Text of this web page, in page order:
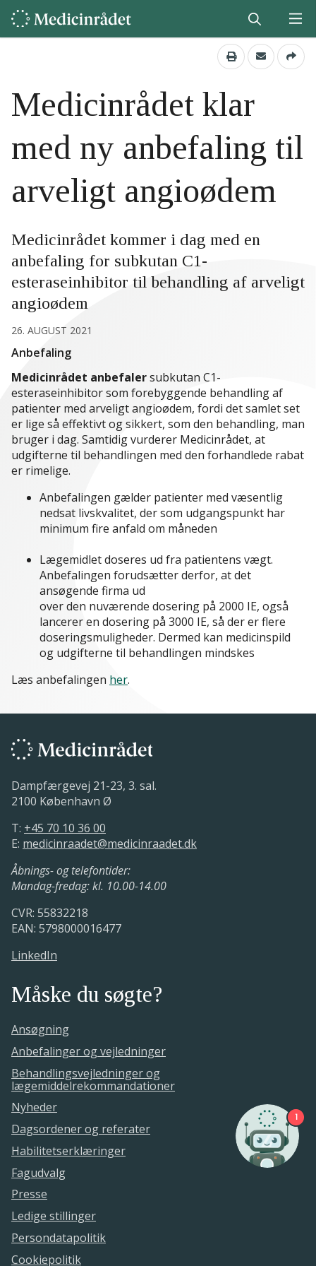
Medicinrådet klar
med ny anbefaling til
arveligt angioødem
Medicinrådet kommer i dag med en
anbefaling for subkutan C1-
esteraseinhibitor til behandling af arveligt
angioødem
26. AUGUST 2021
Anbefaling
Medicinrådet anbefalersubkutan C1-
esteraseinhibitor som forebyggende behandling af
patienter med arveligt angioødem, fordi det samlet set
er lige så effektivt og sikkert, som den behandling, man
bruger i dag. Samtidig vurderer Medicinrådet, at
udgifterne til behandlingen med den forhandlede rabat
er rimelige.
Anbefalingen gælder patienter med væsentlig
nedsat livskvalitet, der som udgangspunkt har
minimum fire anfald om måneden
Lægemidlet doseres ud fra patientens vægt.
Anbefalingen forudsætter derfor, at det
ansøgende firma ud
over den nuværende dosering på 2000 IE, også
lancerer en dosering på 3000 IE, så der er flere
doseringsmuligheder. Dermed kan medicinspild
og udgifterne til behandlingen mindskes
Læs anbefalingen her.
Dampfærgevej 21-23, 3. sal.
2100 København Ø
T: +45 70 10 36 00
E: medicinraadet@medicinraadet.dk
Åbnings- og telefontider:
Mandag-fredag: kl. 10.00-14.00
CVR: 55832218
EAN: 5798000016477
LinkedIn
Måske du søgte?
Ansøgning
Anbefalinger og vejledninger
Behandlingsvejledninger og
lægemiddelrekommandationer
Nyheder
Dagsordener og referater
Habilitetserklæringer
Fagudvalg
Presse
Ledige stillinger
Persondatapolitik
Cookiepolitik
1